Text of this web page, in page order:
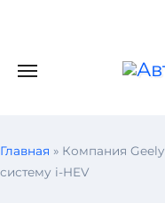
Главная » Компания
систему i-HEV